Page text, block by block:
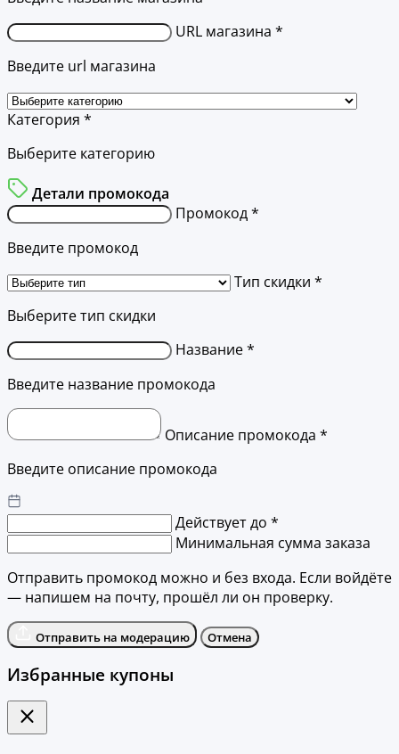
URL магазина *
Введите url магазина
Категория *
Выберите категорию
Детали промокода
Промокод *
Введите промокод
Тип скидки *
Выберите тип скидки
Название *
Введите название промокода
Описание промокода *
Введите описание промокода
Действует до *
Минимальная сумма заказа
Отправить промокод можно и без входа. Если войдёте
— напишем на почту, прошёл ли он проверку.
Отправить на модерацию Отмена
Избранные купоны